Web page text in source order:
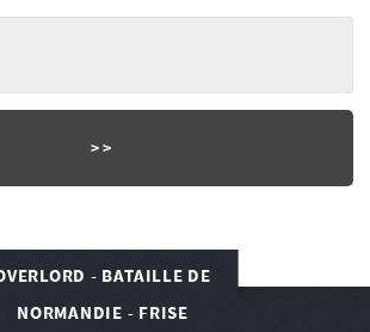
- BATAILLE DE
NORMANDIE - FRISE